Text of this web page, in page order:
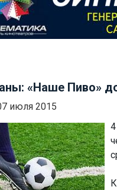
«Наше Пиво»
июля 2015